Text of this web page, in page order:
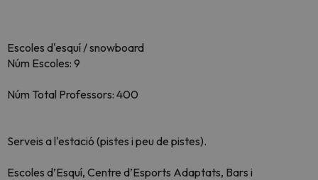
Escoles d'esquí / snowboard
Núm Escoles: 9
Núm Total Professors: 400
Serveis a l'estació (pistes i peu de pistes).
Escoles d’Esquí, Centre d’Esports Adaptats, Bars i